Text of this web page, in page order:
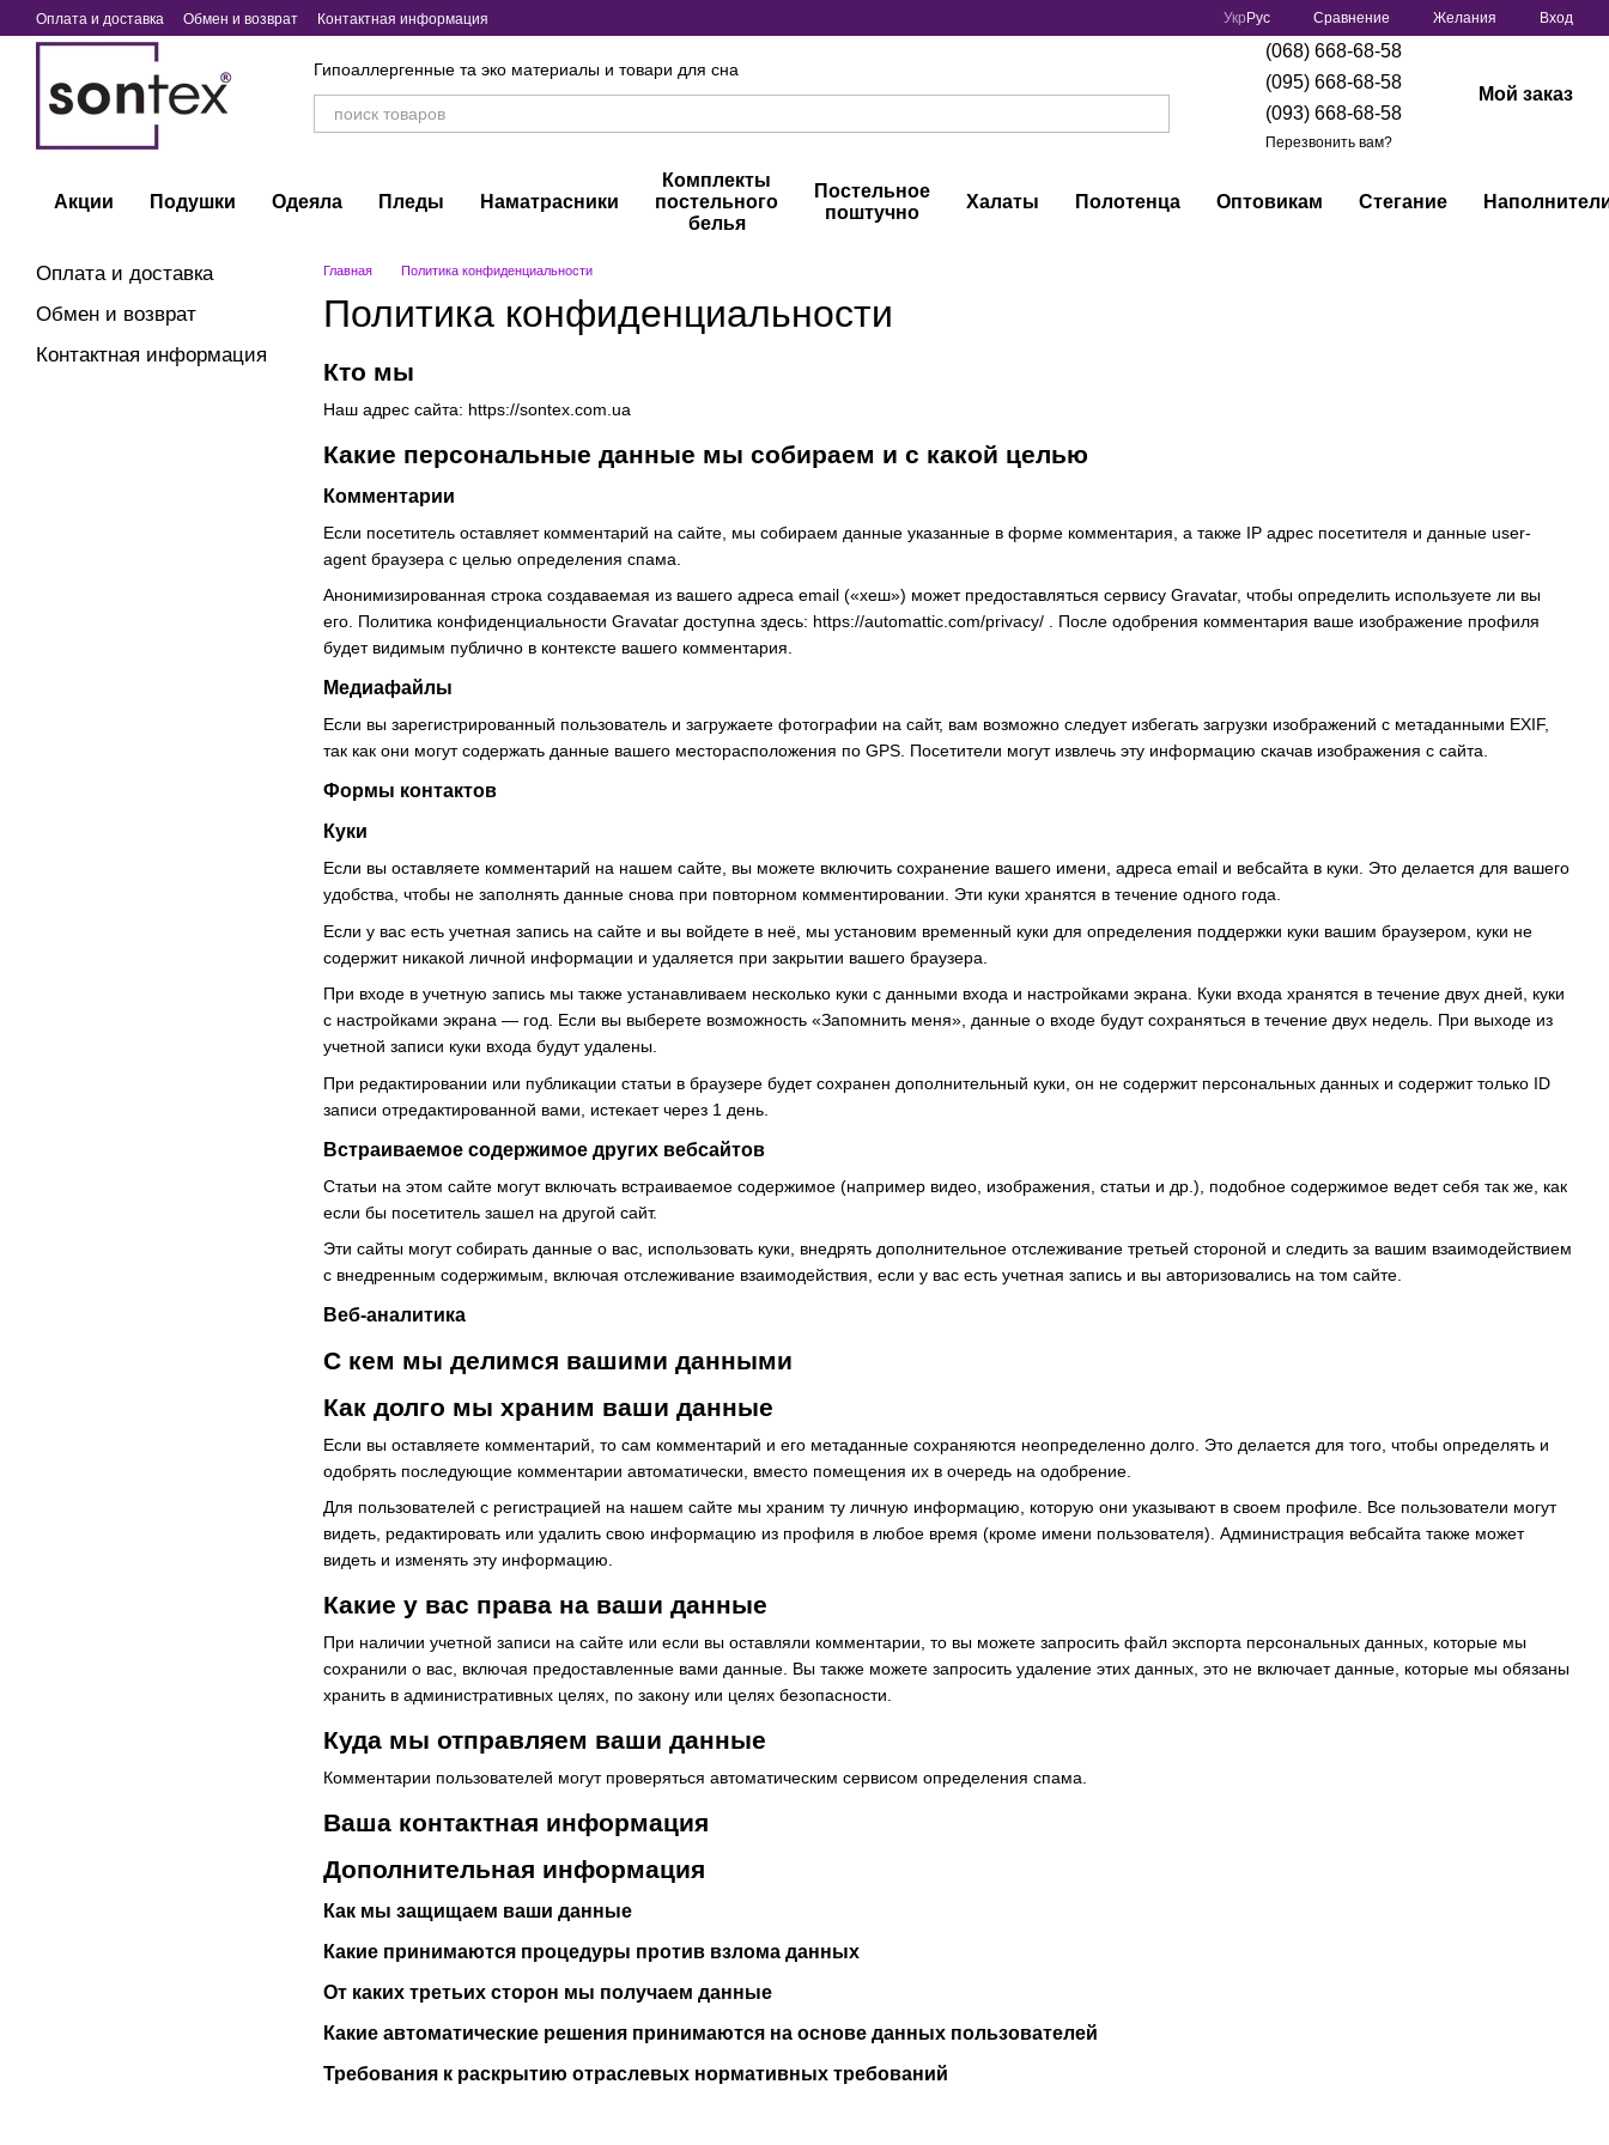
Перейти к основному контенту
Оплата и доставка Обмен и возврат Контактная информация Укр Рус Сравнение Желания Вход
Гипоаллергенные та эко материалы и товари для сна
(068) 668-68-58
(095) 668-68-58
(093) 668-68-58
Перезвонить вам?
Мой заказ
Акции Подушки Одеяла Пледы Наматрасники
Комплекты
постельного
белья
Постельное
поштучно
Халаты Полотенца Оптовикам Стегание
Главная Политика конфиденциальности
Политика конфиденциальности
Кто мы
Наш адрес сайта: https://sontex.com.ua
Какие персональные данные мы собираем и с какой целью
Комментарии
Если посетитель оставляет комментарий на сайте, мы собираем данные указанные в форме комментария, а также IP адрес посетителя и данные user-
agent браузера с целью определения спама.
Анонимизированная строка создаваемая из вашего адреса email («хеш») может предоставляться сервису Gravatar, чтобы определить используете ли вы
его. Политика конфиденциальности Gravatar доступна здесь: https://automattic.com/privacy/ . После одобрения комментария ваше изображение профиля
будет видимым публично в контексте вашего комментария.
Медиафайлы
Если вы зарегистрированный пользователь и загружаете фотографии на сайт, вам возможно следует избегать загрузки изображений с метаданными EXIF,
так как они могут содержать данные вашего месторасположения по GPS. Посетители могут извлечь эту информацию скачав изображения с сайта.
Формы контактов
Куки
Если вы оставляете комментарий на нашем сайте, вы можете включить сохранение вашего имени, адреса email и вебсайта в куки. Это делается для вашего
удобства, чтобы не заполнять данные снова при повторном комментировании. Эти куки хранятся в течение одного года.
Если у вас есть учетная запись на сайте и вы войдете в неё, мы установим временный куки для определения поддержки куки вашим браузером, куки не
содержит никакой личной информации и удаляется при закрытии вашего браузера.
При входе в учетную запись мы также устанавливаем несколько куки с данными входа и настройками экрана. Куки входа хранятся в течение двух дней, куки
с настройками экрана — год. Если вы выберете возможность «Запомнить меня», данные о входе будут сохраняться в течение двух недель. При выходе из
учетной записи куки входа будут удалены.
При редактировании или публикации статьи в браузере будет сохранен дополнительный куки, он не содержит персональных данных и содержит только ID
записи отредактированной вами, истекает через 1 день.
Встраиваемое содержимое других вебсайтов
Статьи на этом сайте могут включать встраиваемое содержимое (например видео, изображения, статьи и др.), подобное содержимое ведет себя так же, как
если бы посетитель зашел на другой сайт.
Эти сайты могут собирать данные о вас, использовать куки, внедрять дополнительное отслеживание третьей стороной и следить за вашим взаимодействием
с внедренным содержимым, включая отслеживание взаимодействия, если у вас есть учетная запись и вы авторизовались на том сайте.
Веб-аналитика
С кем мы делимся вашими данными
Как долго мы храним ваши данные
Если вы оставляете комментарий, то сам комментарий и его метаданные сохраняются неопределенно долго. Это делается для того, чтобы определять и
одобрять последующие комментарии автоматически, вместо помещения их в очередь на одобрение.
Для пользователей с регистрацией на нашем сайте мы храним ту личную информацию, которую они указывают в своем профиле. Все пользователи могут
видеть, редактировать или удалить свою информацию из профиля в любое время (кроме имени пользователя). Администрация вебсайта также может
видеть и изменять эту информацию.
Какие у вас права на ваши данные
При наличии учетной записи на сайте или если вы оставляли комментарии, то вы можете запросить файл экспорта персональных данных, которые мы
сохранили о вас, включая предоставленные вами данные. Вы также можете запросить удаление этих данных, это не включает данные, которые мы обязаны
хранить в административных целях, по закону или целях безопасности.
Куда мы отправляем ваши данные
Комментарии пользователей могут проверяться автоматическим сервисом определения спама.
Ваша контактная информация
Дополнительная информация
Как мы защищаем ваши данные
Какие принимаются процедуры против взлома данных
От каких третьих сторон мы получаем данные
Какие автоматические решения принимаются на основе данных пользователей
Требования к раскрытию отраслевых нормативных требований
Оплата и доставка
Обмен и возврат
Контактная информация